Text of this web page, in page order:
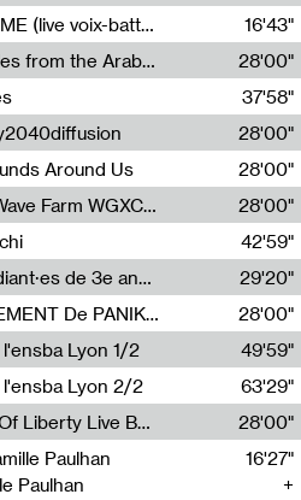
Light turbulences #1 : ON TIME (live voix-batterie) avec Jérôme Game & Jean-Michel Espitallier
16'43"
Radia Show #1094 Chronicles from the Arab Cold War by Ghazi Barakat
28'00"
37'58"
28'00"
Around Us
28'00"
Radia Show #1090 : Radia Wave Farm WGXC Corey De Juan Sherrard Jr Startalk
28'00"
42'59"
Regilote / Live avec les étudiant·es de 3e année de l'EMA
Nima Henryon,Athéna Noël,Amir Genillon,Ibourayane Ahmadi,Manelle Cherrih,Honorine Gibello,John Weeber,Manon Joseph
29'20"
Radia Show #1089 : MOUVEMENT De PANIK (Radio Panik)
28'00"
l'ensba Lyon 1/2
49'59"
l'ensba Lyon 2/2
63'29"
Radia Show #1088 : Statue Of Liberty Live By Ed Baxter (Resonance)
28'00"
Paulhan
Paulhan
16'27"